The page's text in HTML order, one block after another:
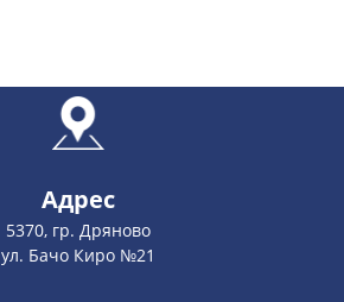
Адрес
5370, гр. Дряново
ул. Бачо Киро №21